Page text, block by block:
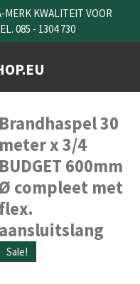
KWALITEIT VOOR
085 - 1304 730
Brandhaspel 30
meter x 3/4
BUDGET 600mm
Ø compleet met
flex.
aansluitslang
Sale!